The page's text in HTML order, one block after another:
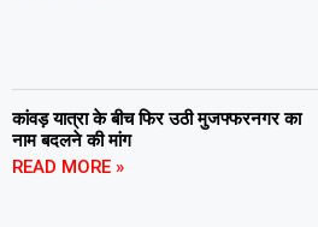
कांवड़ यात्रा के बीच फिर उठी मुजफ्फरनगर का
नाम बदलने की मांग
READ MORE »